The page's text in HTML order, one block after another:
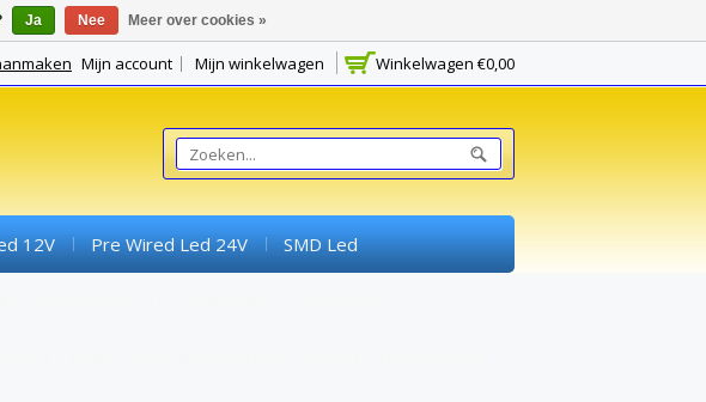
Winkelwagen €0,00
Mijn account Mijn winkelwagen
12V Pre Wired Led 24V SMD Led
Ja Nee Meer over cookies »